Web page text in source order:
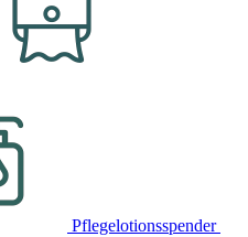
Pflegelotionsspender